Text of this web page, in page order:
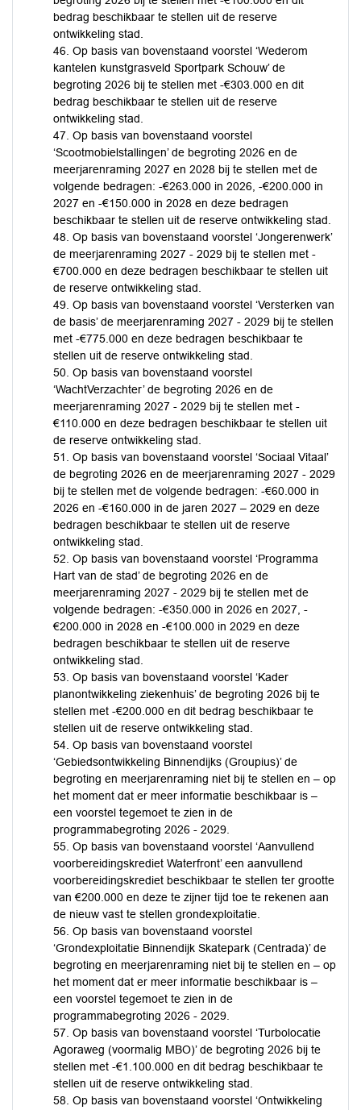
bedrag beschikbaar te stellen uit de reserve
ontwikkeling stad.
46. Op basis van bovenstaand voorstel ‘Wederom
kantelen kunstgrasveld Sportpark Schouw’ de
begroting 2026 bij te stellen met -€303.000 en dit
bedrag beschikbaar te stellen uit de reserve
ontwikkeling stad.
47. Op basis van bovenstaand voorstel
‘Scootmobielstallingen’ de begroting 2026 en de
meerjarenraming 2027 en 2028 bij te stellen met de
volgende bedragen: -€263.000 in 2026, -€200.000 in
2027 en -€150.000 in 2028 en deze bedragen
beschikbaar te stellen uit de reserve ontwikkeling stad.
48. Op basis van bovenstaand voorstel ‘Jongerenwerk’
de meerjarenraming 2027 - 2029 bij te stellen met -
€700.000 en deze bedragen beschikbaar te stellen uit
de reserve ontwikkeling stad.
49. Op basis van bovenstaand voorstel ‘Versterken van
de basis’ de meerjarenraming 2027 - 2029 bij te stellen
met -€775.000 en deze bedragen beschikbaar te
stellen uit de reserve ontwikkeling stad.
50. Op basis van bovenstaand voorstel
‘WachtVerzachter’ de begroting 2026 en de
meerjarenraming 2027 - 2029 bij te stellen met -
€110.000 en deze bedragen beschikbaar te stellen uit
de reserve ontwikkeling stad.
51. Op basis van bovenstaand voorstel ‘Sociaal Vitaal’
de begroting 2026 en de meerjarenraming 2027 - 2029
bij te stellen met de volgende bedragen: -€60.000 in
2026 en -€160.000 in de jaren 2027 – 2029 en deze
bedragen beschikbaar te stellen uit de reserve
ontwikkeling stad.
52. Op basis van bovenstaand voorstel ‘Programma
Hart van de stad’ de begroting 2026 en de
meerjarenraming 2027 - 2029 bij te stellen met de
volgende bedragen: -€350.000 in 2026 en 2027, -
€200.000 in 2028 en -€100.000 in 2029 en deze
bedragen beschikbaar te stellen uit de reserve
ontwikkeling stad.
53. Op basis van bovenstaand voorstel ‘Kader
planontwikkeling ziekenhuis’ de begroting 2026 bij te
stellen met -€200.000 en dit bedrag beschikbaar te
stellen uit de reserve ontwikkeling stad.
54. Op basis van bovenstaand voorstel
‘Gebiedsontwikkeling Binnendijks (Groupius)’ de
begroting en meerjarenraming niet bij te stellen en – op
het moment dat er meer informatie beschikbaar is –
een voorstel tegemoet te zien in de
programmabegroting 2026 - 2029.
55. Op basis van bovenstaand voorstel ‘Aanvullend
voorbereidingskrediet Waterfront’ een aanvullend
voorbereidingskrediet beschikbaar te stellen ter grootte
van €200.000 en deze te zijner tijd toe te rekenen aan
de nieuw vast te stellen grondexploitatie.
56. Op basis van bovenstaand voorstel
‘Grondexploitatie Binnendijk Skatepark (Centrada)’ de
begroting en meerjarenraming niet bij te stellen en – op
het moment dat er meer informatie beschikbaar is –
een voorstel tegemoet te zien in de
programmabegroting 2026 - 2029.
57. Op basis van bovenstaand voorstel ‘Turbolocatie
Agoraweg (voormalig MBO)’ de begroting 2026 bij te
stellen met -€1.100.000 en dit bedrag beschikbaar te
stellen uit de reserve ontwikkeling stad.
58. Op basis van bovenstaand voorstel ‘Ontwikkeling